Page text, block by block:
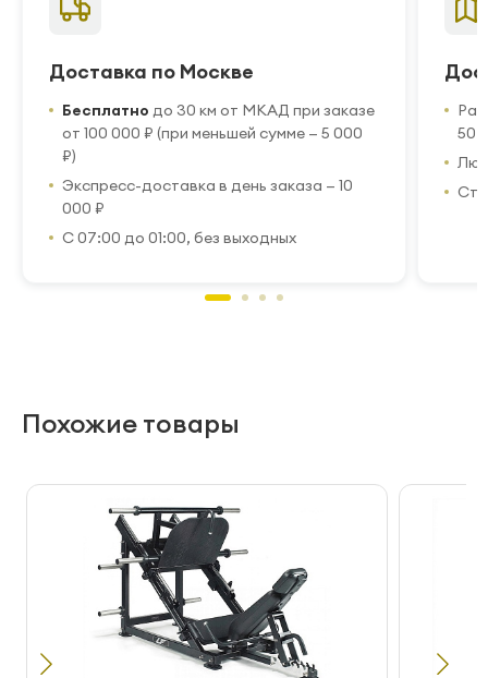
Доставка по Москве
Бесплатно до 30 км от МКАД при заказе
от 100 000 ₽ (при меньшей сумме — 5 000
₽)
Экспресс-доставка в день заказа — 10
000 ₽
С 07:00 до 01:00, без выходных
50
Похожие товары